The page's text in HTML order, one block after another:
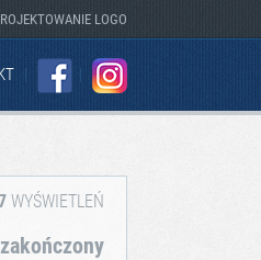
LOGO
WYŚWIETLEŃ